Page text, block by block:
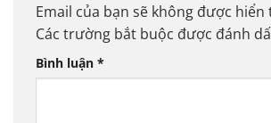
Email của bạn sẽ không được hiển
Các trường bắt buộc được đánh
Bình luận *